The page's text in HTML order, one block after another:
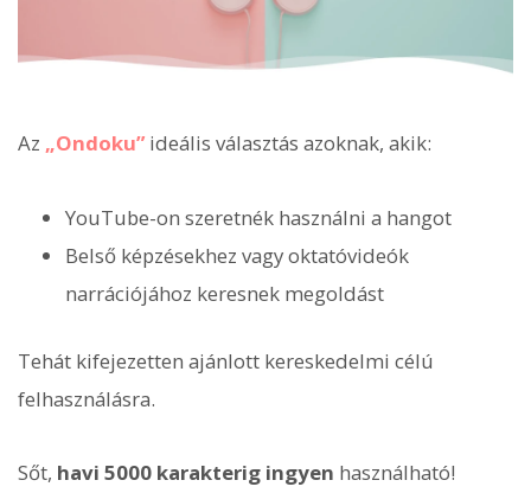
Az „Ondoku” ideális választás azoknak, akik:
YouTube-on szeretnék használni a hangot
Belső képzésekhez vagy oktatóvideók
narrációjához keresnek megoldást
Tehát kifejezetten ajánlott kereskedelmi célú
felhasználásra.
Sőt, havi 5000 karakterig ingyen használható!